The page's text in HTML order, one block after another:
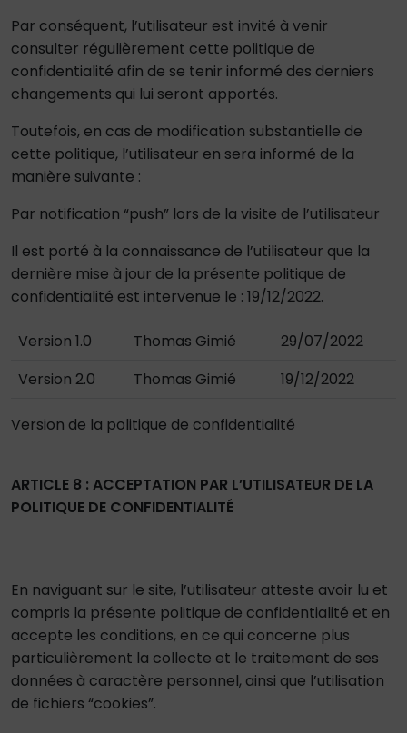
Par conséquent, l’utilisateur est invité à venir
consulter régulièrement cette politique de
confidentialité afin de se tenir informé des derniers
changements qui lui seront apportés.
Toutefois, en cas de modification substantielle de
cette politique, l’utilisateur en sera informé de la
manière suivante :
Par notification “push” lors de la visite de l’utilisateur
Il est porté à la connaissance de l’utilisateur que la
dernière mise à jour de la présente politique de
confidentialité est intervenue le : 19/12/2022.
Version 1.0 Thomas Gimié
29/07/2022
Version 2.0
Thomas Gimié 19/12/2022
Version de la politique de confidentialité
ARTICLE 8 : ACCEPTATION PAR L’UTILISATEUR DE LA
POLITIQUE DE CONFIDENTIALITÉ
En naviguant sur le site, l’utilisateur atteste avoir lu et
compris la présente politique de confidentialité et en
accepte les conditions, en ce qui concerne plus
particulièrement la collecte et le traitement de ses
données à caractère personnel, ainsi que l’utilisation
de fichiers “cookies”.